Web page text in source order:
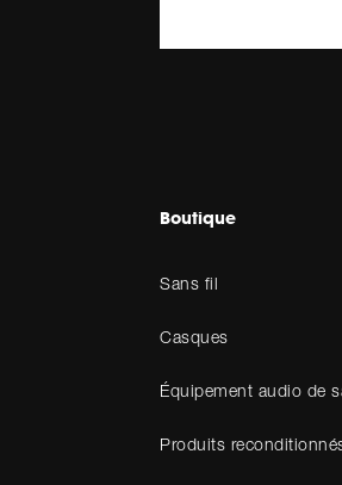
Boutique
Sans fil
Casques
Équipement audio de
Produits